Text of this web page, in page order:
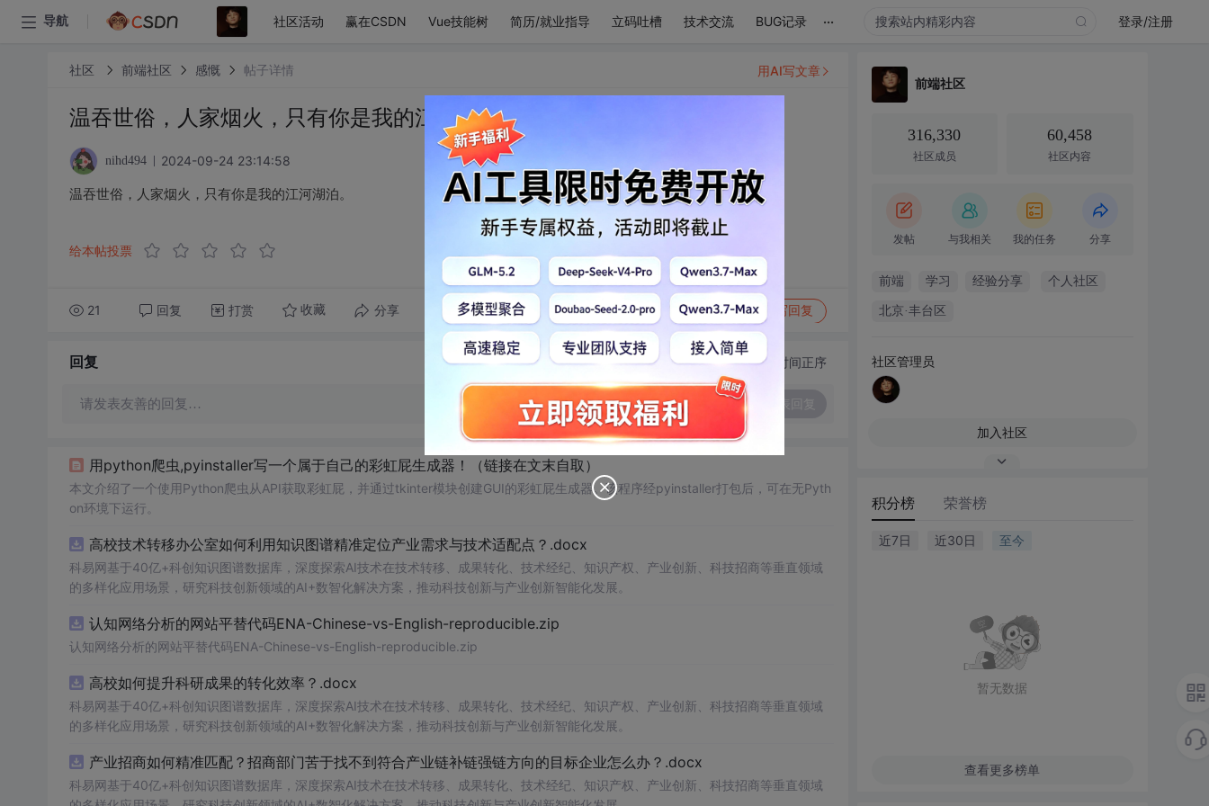
导航 社区活动 赢在CSDN Vue技能树 简历/就业指导 立码吐槽 技术交流 BUG记录 ... 登录/注册
社区 前端社区 感慨 帖子详情
温吞世俗，人家烟火，只有你是我的江河湖泊。
nihd494 2024-09-24 23:14:58
温吞世俗，人家烟火，只有你是我的江河湖泊。
给本帖投票
21 回复 打赏 收藏 分享 转发到动态 举报 写回复
用AI写文章
回复 切换为时间正序
请发表友善的回复…
用python爬虫,pyinstaller写一个属于自己的彩虹屁生成器！（链接在文末自取）
本文介绍了一个使用Python爬虫从API获取彩虹屁，并通过tkinter模块创建GUI的彩虹屁生成器。该程序经pyinstaller打包后，可在无Pyth
on环境下运行。
高校技术转移办公室如何利用知识图谱精准定位产业需求与技术适配点？.docx
科易网基于40亿+科创知识图谱数据库，深度探索AI技术在技术转移、成果转化、技术经纪、知识产权、产业创新、科技招商等垂直领域
的多样化应用场景，研究科技创新领域的AI+数智化解决方案，推动科技创新与产业创新智能化发展。
认知网络分析的网站平替代码ENA-Chinese-vs-English-reproducible.zip
认知网络分析的网站平替代码ENA-Chinese-vs-English-reproducible.zip
高校如何提升科研成果的转化效率？.docx
科易网基于40亿+科创知识图谱数据库，深度探索AI技术在技术转移、成果转化、技术经纪、知识产权、产业创新、科技招商等垂直领域
的多样化应用场景，研究科技创新领域的AI+数智化解决方案，推动科技创新与产业创新智能化发展。
产业招商如何精准匹配？招商部门苦于找不到符合产业链补链强链方向的目标企业怎么办？.docx
科易网基于40亿+科创知识图谱数据库，深度探索AI技术在技术转移、成果转化、技术经纪、知识产权、产业创新、科技招商等垂直领域
前端社区
316,330
社区成员
60,458
社区内容
发帖 与我相关 我的任务 分享
前端 学习 经验分享 个人社区
北京·丰台区
社区管理员
加入社区
积分榜 荣誉榜
近7日 近30日 至今
暂无数据
查看更多榜单